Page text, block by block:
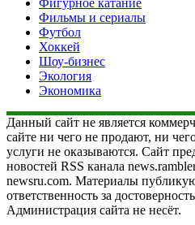
Фильмы и сериалы
Футбол
Хоккей
Шоу-бизнес
Экология
Экономика
Данный сайт не является
сайте ни чего не продают, ни
услуги не оказываются. Сайт
новостей RSS канала
newsru.com. Материалы
ответственность за
Администрация сайта не несёт.